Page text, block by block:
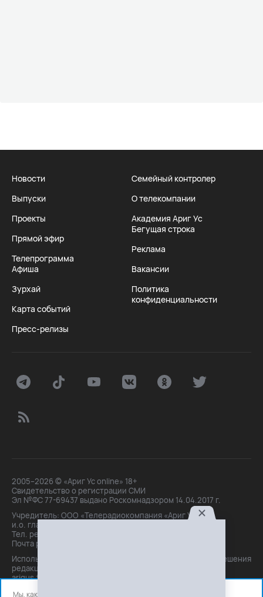
Новости
Выпуски
Проекты
Прямой эфир
Телепрограмма
Афиша
Зурхай
Карта событий
Пресс-релизы
Семейный контролер
О телекомпании
Академия Ариг Ус
Бегущая строка
Реклама
Вакансии
Политика
конфиденциальности
2005–2026 © «Ариг Ус online» 18+
Свидетельство о регистрации СМИ
Эл №ФС 77-69437 выдано Роскомнадзором 14.04.2017 г.
Учредитель: ООО «Телерадиокомпания «Ариг Ус»,
и.о. главного редактора: Маханова О.Б.
Тел. peдakции: +7(3012)21-30-14,
Почта peдakции: editor@arigus.tv
Использование материалов только с письменного разрешения
редакции. При цитировании прямая активная ссылка на
arigus.tv обязательна.
Мы, как и все используем файлы cookie и сервисы аналитики.